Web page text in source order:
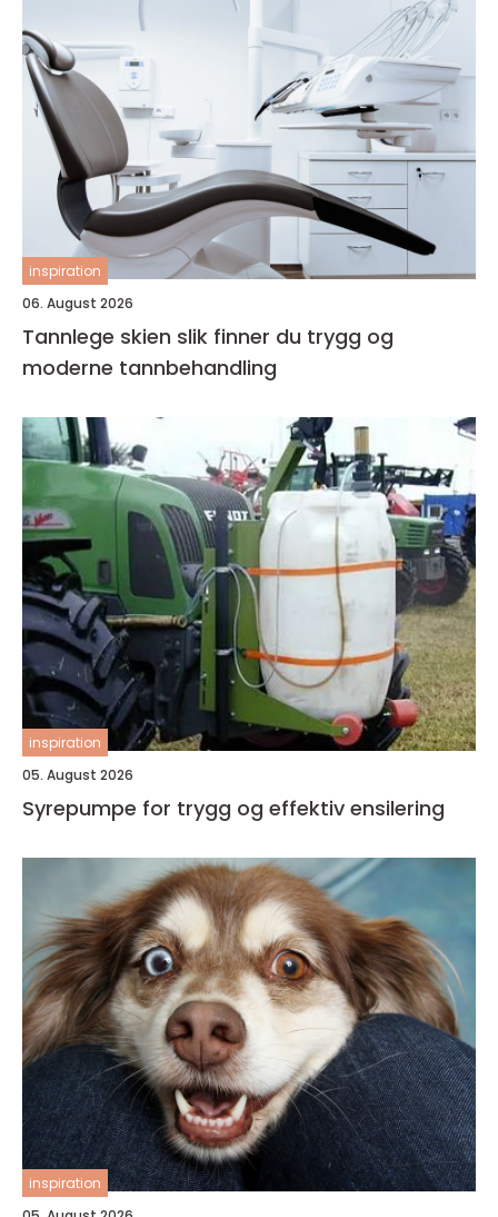
inspiration
06. August 2026
Tannlege skien slik finner du trygg og
moderne tannbehandling
inspiration
05. August 2026
Syrepumpe for trygg og effektiv ensilering
inspiration